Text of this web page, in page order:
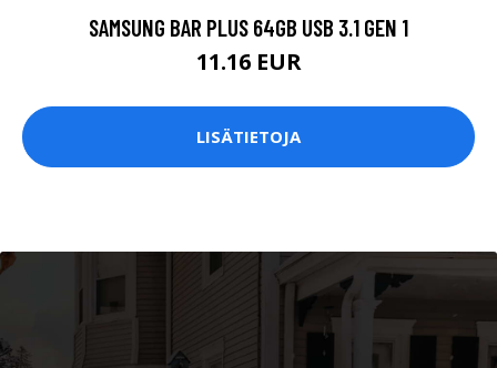
SAMSUNG BAR PLUS 64GB USB 3.1 GEN 1
11.16 EUR
LISÄTIETOJA